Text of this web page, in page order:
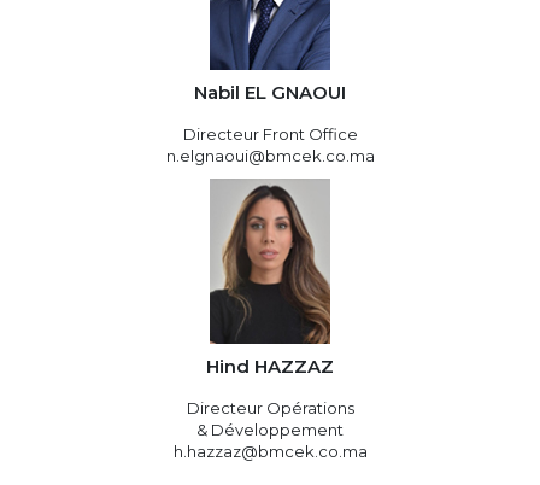
Nabil EL GNAOUI
Directeur Front Office
n.elgnaoui@bmcek.co.ma
Hind HAZZAZ
Directeur Opérations
& Développement
h.hazzaz@bmcek.co.ma